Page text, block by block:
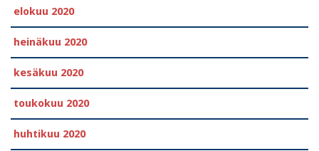
elokuu 2020
heinäkuu 2020
kesäkuu 2020
toukokuu 2020
huhtikuu 2020